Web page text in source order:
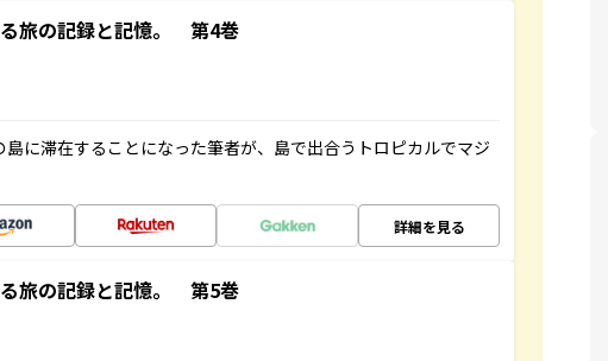
旅の記録と記憶。 第4巻
に滞在することになった筆者が、島で出合うトロピカルでマジ
詳細を見る
旅の記録と記憶。 第5巻